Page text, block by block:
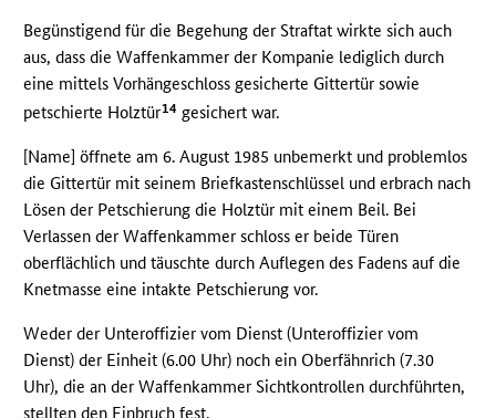
Begünstigend für die Begehung der Straftat wirkte sich auch
aus, dass die Waffenkammer der Kompanie lediglich durch
eine mittels Vorhängeschloss gesicherte Gittertür sowie
petschierte Holztür14 gesichert war.
[Name] öffnete am 6. August 1985 unbemerkt und problemlos
die Gittertür mit seinem Briefkastenschlüssel und erbrach nach
Lösen der Petschierung die Holztür mit einem Beil. Bei
Verlassen der Waffenkammer schloss er beide Türen
oberflächlich und täuschte durch Auflegen des Fadens auf die
Knetmasse eine intakte Petschierung vor.
Weder der Unteroffizier vom Dienst (Unteroffizier vom
Dienst) der Einheit (6.00 Uhr) noch ein Oberfähnrich (7.30
Uhr), die an der Waffenkammer Sichtkontrollen durchführten,
stellten den Einbruch fest.